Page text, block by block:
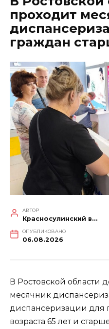
проходит
граждан
АВТОР
Красносулинский вестник
ОПУБЛИКОВАНО
06.08.2026
В Ростовской области
месячник
диспансеризации для
возраста 65 лет и